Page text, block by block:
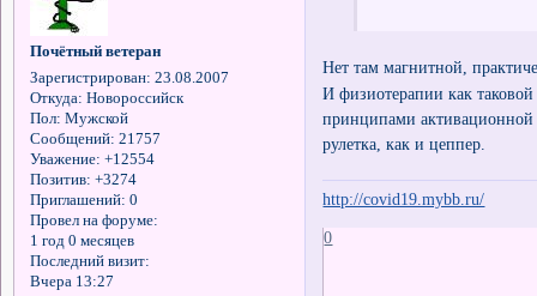
Почётный ветеран
Зарегистрирован: 23.08.2007
Откуда: Новороссийск
Пол: Мужской
Сообщений: 21757
Уважение: +12554
Позитив: +3274
Приглашений: 0
Провел на форуме:
1 год 0 месяцев
Последний визит:
Вчера 13:27
Нет там магнитной,
И физиотерапии как таковой
принципами
рулетка, как и цеппер.
http://covid19.mybb.ru/
0